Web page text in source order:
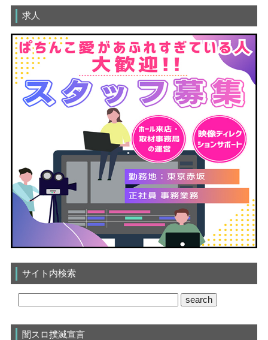
求人
サイト内検索
闇スロ撲滅宣言